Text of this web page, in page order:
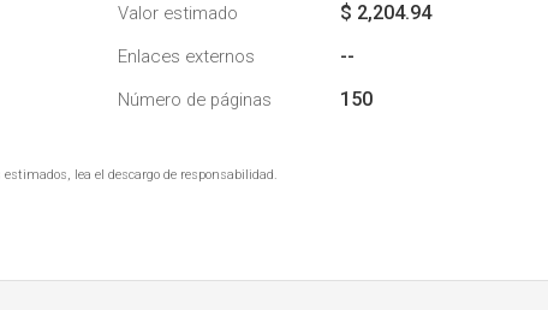
Valor estimado $ 2,204.94
Enlaces externos --
Número de páginas 150
lea el descargo de responsabilidad.